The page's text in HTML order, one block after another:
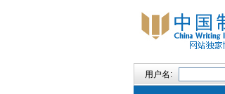
用户名: